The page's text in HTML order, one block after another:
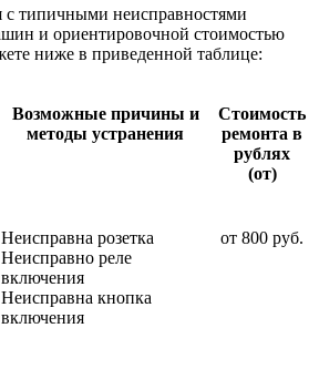
с типичными неисправностями
и ориентировочной стоимостью
ниже в приведенной таблице:
Возможные причины и
методы устранения
Стоимость
ремонта в
рублях
(от)
Неисправна розетка
Неисправно реле
включения
Неисправна кнопка
включения
от 800 руб.